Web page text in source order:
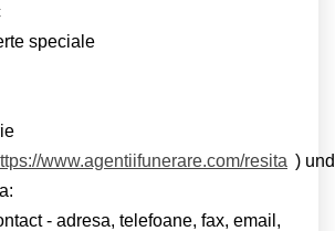
speciale
www.agentiifunerare.com/resita )
- adresa, telefoane, fax, email,